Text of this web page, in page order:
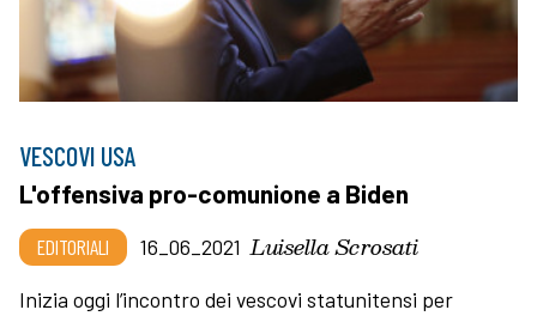
VESCOVI USA
L'offensiva pro-comunione a Biden
EDITORIALI 16_06_2021 Luisella Scrosati
Inizia oggi l’incontro dei vescovi statunitensi per